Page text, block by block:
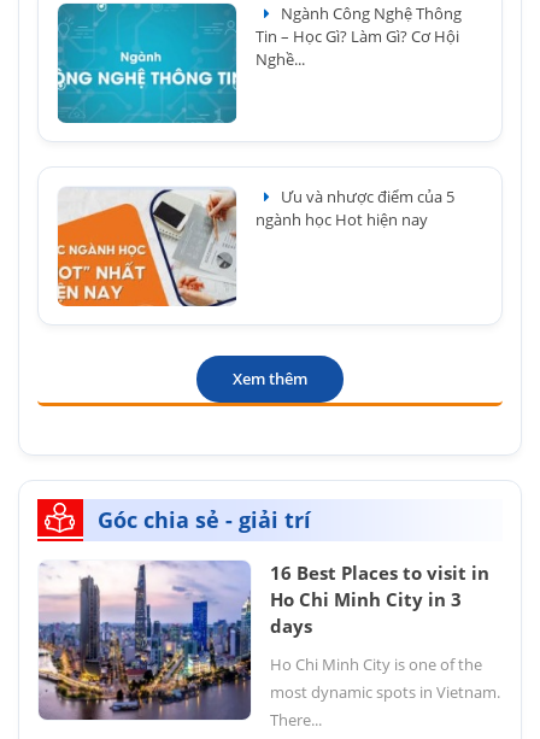
Ngành Công Nghệ Thông
Tin – Học Gì? Làm Gì? Cơ Hội
Nghề...
Ưu và nhược điểm của 5
ngành học Hot hiện nay
Xem thêm
Góc chia sẻ - giải trí
16 Best Places to visit in
Ho Chi Minh City in 3
days
Ho Chi Minh City is one of the
most dynamic spots in Vietnam.
There...